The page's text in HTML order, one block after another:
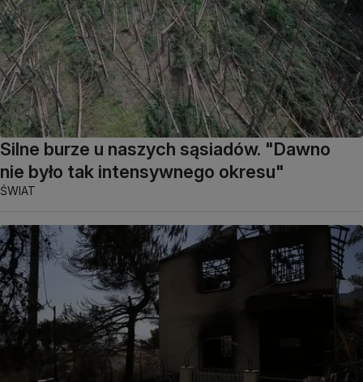
Silne burze u naszych sąsiadów. "Dawno
nie było tak intensywnego okresu"
ŚWIAT